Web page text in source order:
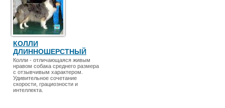
КОЛЛИ
ДЛИННОШЕРСТНЫЙ
Колли - отличающаяся живым
нравом собака среднего размера
с отзывчивым характером.
Удивительное сочетание
скорости, грациозности и
интеллекта.